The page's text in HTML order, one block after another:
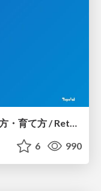
もう一度考える SRE チームの作り方・育て方 / Rethinking SRE #1: Building and Growing SRE Teams
6 990